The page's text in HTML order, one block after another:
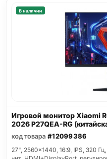
В наличии
Игровой монитор Xiaomi
2026 P27QEA-RG
код товара #12099386
27", 2560x1440, 16:9, IPS, 320